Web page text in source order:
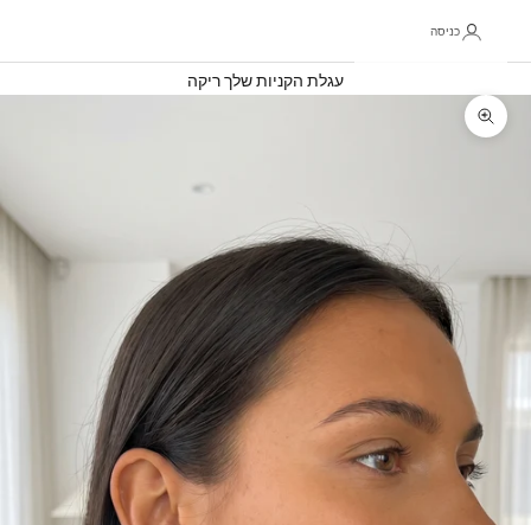
כניסה
עגלת הקניות שלך ריקה
תקריב